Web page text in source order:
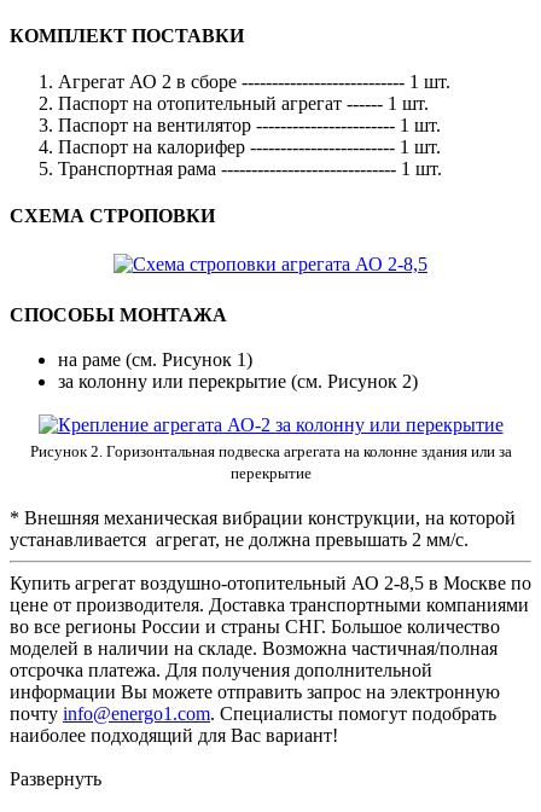
КОМПЛЕКТ ПОСТАВКИ
Агрегат АО 2 в сборе --------------------------- 1 шт.
Паспорт на отопительный агрегат ------ 1 шт.
Паспорт на вентилятор ----------------------- 1 шт.
Паспорт на калорифер ------------------------ 1 шт.
Транспортная рама ----------------------------- 1 шт.
СХЕМА СТРОПОВКИ
СПОСОБЫ МОНТАЖА
на раме (см. Рисунок 1)
за колонну или перекрытие (см. Рисунок 2)
Рисунок 2. Горизонтальная подвеска агрегата на колонне здания или за
перекрытие
* Внешняя механическая вибрации конструкции, на которой
устанавливается агрегат, не должна превышать 2 мм/с.
Купить агрегат воздушно-отопительный АО 2-8,5 в Москве по
цене от производителя. Доставка транспортными компаниями
во все регионы России и страны СНГ. Большое количество
моделей в наличии на складе. Возможна частичная/полная
отсрочка платежа. Для получения дополнительной
информации Вы можете отправить запрос на электронную
почту info@energo1.com. Специалисты помогут подобрать
наиболее подходящий для Вас вариант!
Развернуть